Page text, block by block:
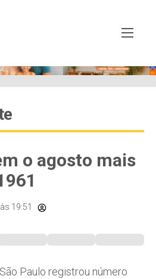
o agosto mais
às 19:51
Paulo registrou número